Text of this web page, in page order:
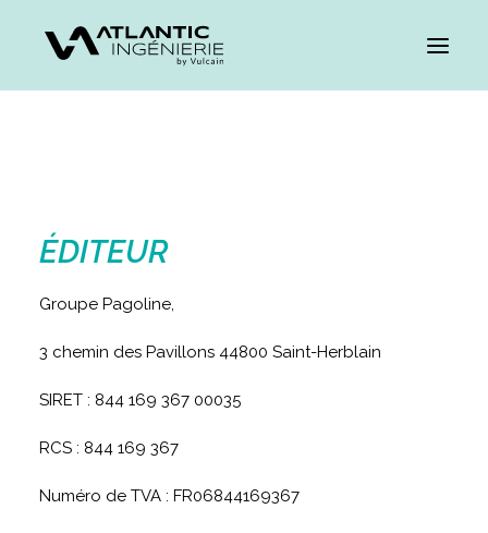
ÉDITEUR
Groupe Pagoline,
3 chemin des Pavillons 44800 Saint-Herblain
SIRET : 844 169 367 00035
RCS : 844 169 367
Numéro de TVA : FR06844169367